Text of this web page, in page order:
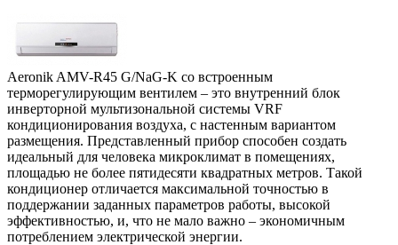
Aeronik AMV-R45 G/NaG-K со встроенным
терморегулирующим вентилем – это внутренний блок
инверторной мультизональной системы VRF
кондиционирования воздуха, с настенным вариантом
размещения. Представленный прибор способен создать
идеальный для человека микроклимат в помещениях,
площадью не более пятидесяти квадратных метров. Такой
кондиционер отличается максимальной точностью в
поддержании заданных параметров работы, высокой
эффективностью, и, что не мало важно – экономичным
потреблением электрической энергии.